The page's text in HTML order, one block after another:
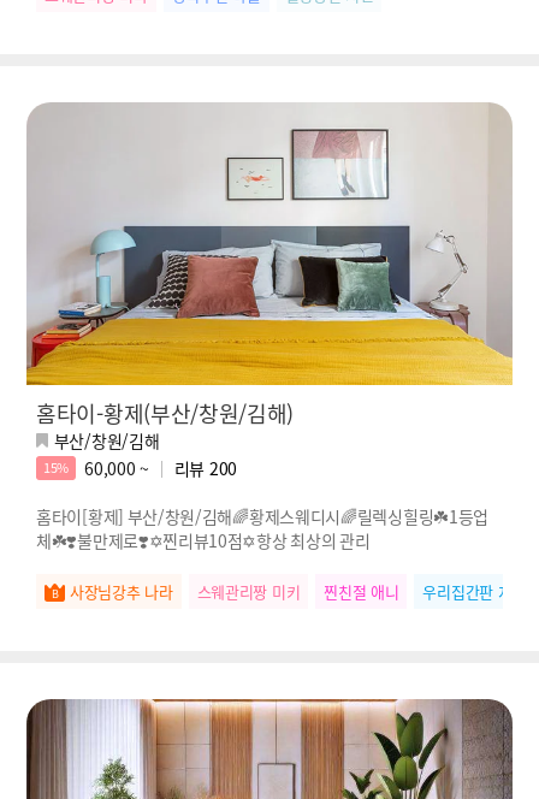
홈타이-황제(부산/창원/김해)
부산/창원/김해
15% 60,000 ~ 리뷰 200
홈타이[황제] 부산/창원/김해🌈황제스웨디시🌈릴렉싱힐링☘️1등업
체☘️❣️불만제로❣️✡️찐리뷰10점✡️항상 최상의 관리
사장님강추 나라 스웨관리짱 미키 찐친절 애니 우리집간판 지수